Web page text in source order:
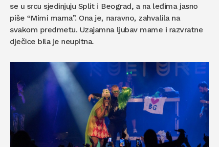
se u srcu sjedinjuju Split i Beograd, a na leđima jasno
piše “Mimi mama”. Ona je, naravno, zahvalila na
svakom predmetu. Uzajamna ljubav mame i razvratne
dječice bila je neupitna.